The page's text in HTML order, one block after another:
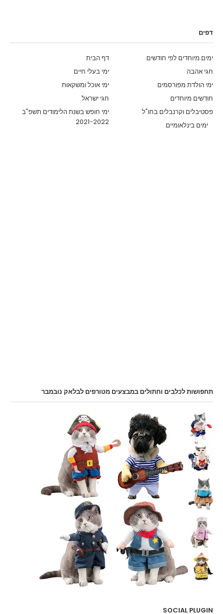
דפים
דף הבית
ימים מיוחדים לפי חודשים
ימי בעלי חיים
חגי אהבה
ימי אוכל ומשקאות
ימי הולדת מפורסמים
חגי ישראל
חודשים מיוחדים
ימי חופש בשנת הלימודים תשפ"ב
2021-2022
פסטיבלים וקרנבלים בחו"ל
ימים בינלאומיים
תחפושות לכלבים וחתולים במבצעים מטורפים לבלאק נובמבר
SOCIAL PLUGIN